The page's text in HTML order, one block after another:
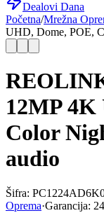
Dealovi Dana
Početna/Mrežna
UHD, Dome, POE,
12MP 4K
Color
audio
Šifra:
Oprema·Garancija: